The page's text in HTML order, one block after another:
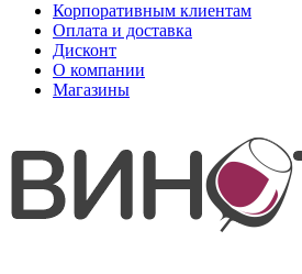
Корпоративным клиентам
Оплата и доставка
Дисконт
О компании
Магазины